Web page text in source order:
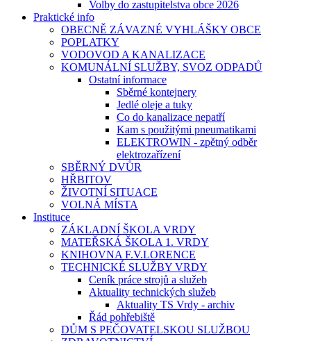
Volby do zastupitelstva obce 2026
Praktické info
OBECNĚ ZÁVAZNÉ VYHLÁŠKY OBCE
POPLATKY
VODOVOD A KANALIZACE
KOMUNÁLNÍ SLUŽBY, SVOZ ODPADŮ
Ostatní informace
Sběrné kontejnery
Jedlé oleje a tuky
Co do kanalizace nepatří
Kam s použitými pneumatikami
ELEKTROWIN - zpětný odběr
elektrozařízení
SBĚRNÝ DVŮR
HŘBITOV
ŽIVOTNÍ SITUACE
VOLNÁ MÍSTA
Instituce
ZÁKLADNÍ ŠKOLA VRDY
MATEŘSKÁ ŠKOLA 1. VRDY
KNIHOVNA F.V.LORENCE
TECHNICKÉ SLUŽBY VRDY
Ceník práce strojů a služeb
Aktuality technických služeb
Aktuality TS Vrdy - archiv
Řád pohřebiště
DŮM S PEČOVATELSKOU SLUŽBOU